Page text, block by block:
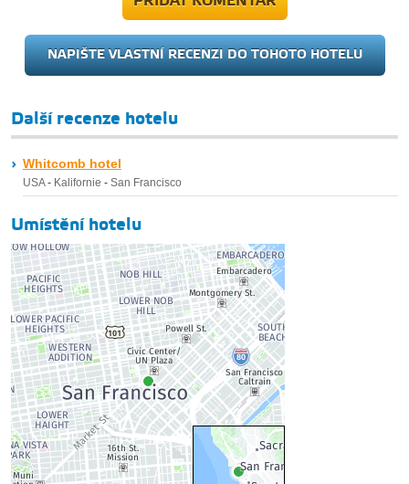
NAPIŠTE VLASTNÍ RECENZI DO TOHOTO HOTELU
Další recenze hotelu
Whitcomb hotel
USA- Kalifornie - San Francisco
Umístění hotelu